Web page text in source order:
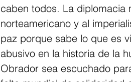
caben todos. La diplomacia
norteamericano y al
paz porque sabe lo que es
abusivo en la historia de la
Obrador sea escuchado